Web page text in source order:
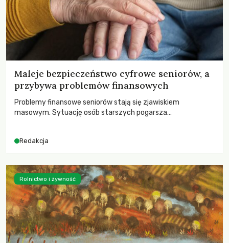
Maleje bezpieczeństwo cyfrowe seniorów, a
przybywa problemów finansowych
Problemy finansowe seniorów stają się zjawiskiem
masowym. Sytuację osób starszych pogarsza
Redakcja
Rolnictwo i żywność